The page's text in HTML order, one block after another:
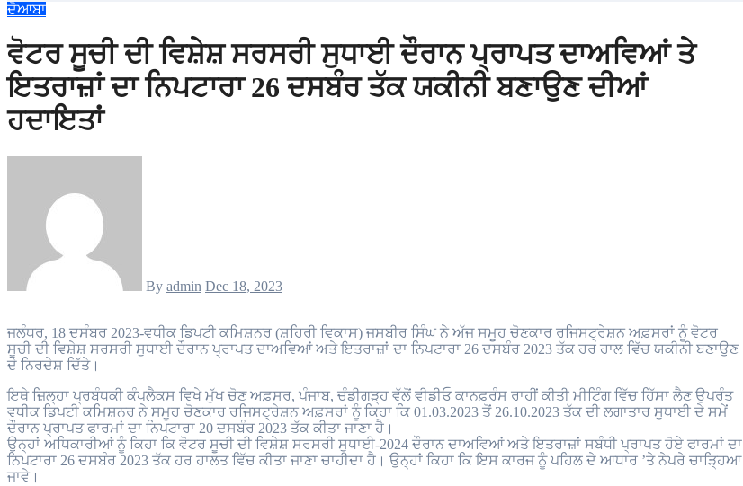
ਦੋਆਬਾ
ਵੋਟਰ ਸੂਚੀ ਦੀ ਵਿਸ਼ੇਸ਼ ਸਰਸਰੀ ਸੁਧਾਈ ਦੌਰਾਨ ਪ੍ਰਾਪਤ ਦਾਅਵਿਆਂ ਤੇ
ਇਤਰਾਜ਼ਾਂ ਦਾ ਨਿਪਟਾਰਾ 26 ਦਸਬੰਰ ਤੱਕ ਯਕੀਨੀ ਬਣਾਉਣ ਦੀਆਂ
ਹਦਾਇਤਾਂ
By admin Dec 18, 2023
ਜਲੰਧਰ, 18 ਦਸੰਬਰ 2023-ਵਧੀਕ ਡਿਪਟੀ ਕਮਿਸ਼ਨਰ (ਸ਼ਹਿਰੀ ਵਿਕਾਸ) ਜਸਬੀਰ ਸਿੰਘ ਨੇ ਅੱਜ ਸਮੂਹ ਚੋਣਕਾਰ ਰਜਿਸਟ੍ਰੇਸ਼ਨ ਅਫ਼ਸਰਾਂ ਨੂੰ ਵੋਟਰ
ਸੂਚੀ ਦੀ ਵਿਸ਼ੇਸ਼ ਸਰਸਰੀ ਸੁਧਾਈ ਦੌਰਾਨ ਪ੍ਰਾਪਤ ਦਾਅਵਿਆਂ ਅਤੇ ਇਤਰਾਜ਼ਾਂ ਦਾ ਨਿਪਟਾਰਾ 26 ਦਸਬੰਰ 2023 ਤੱਕ ਹਰ ਹਾਲ ਵਿੱਚ ਯਕੀਨੀ ਬਣਾਉਣ
ਦੇ ਨਿਰਦੇਸ਼ ਦਿੱਤੇ।
ਇਥੇ ਜ਼ਿਲ੍ਹਾ ਪ੍ਰਬੰਧਕੀ ਕੰਪਲੈਕਸ ਵਿਖੇ ਮੁੱਖ ਚੋਣ ਅਫ਼ਸਰ, ਪੰਜਾਬ, ਚੰਡੀਗੜ੍ਹ ਵੱਲੋਂ ਵੀਡੀਓ ਕਾਨਫ਼ਰੰਸ ਰਾਹੀਂ ਕੀਤੀ ਮੀਟਿੰਗ ਵਿੱਚ ਹਿੱਸਾ ਲੈਣ ਉਪਰੰਤ
ਵਧੀਕ ਡਿਪਟੀ ਕਮਿਸ਼ਨਰ ਨੇ ਸਮੂਹ ਚੋਣਕਾਰ ਰਜਿਸਟ੍ਰੇਸ਼ਨ ਅਫ਼ਸਰਾਂ ਨੂੰ ਕਿਹਾ ਕਿ 01.03.2023 ਤੋਂ 26.10.2023 ਤੱਕ ਦੀ ਲਗਾਤਾਰ ਸੁਧਾਈ ਦੇ ਸਮੇਂ
ਦੌਰਾਨ ਪ੍ਰਾਪਤ ਫਾਰਮਾਂ ਦਾ ਨਿਪਟਾਰਾ 20 ਦਸਬੰਰ 2023 ਤੱਕ ਕੀਤਾ ਜਾਣਾ ਹੈ।
ਉਨ੍ਹਾਂ ਅਧਿਕਾਰੀਆਂ ਨੂੰ ਕਿਹਾ ਕਿ ਵੋਟਰ ਸੂਚੀ ਦੀ ਵਿਸ਼ੇਸ਼ ਸਰਸਰੀ ਸੁਧਾਈ-2024 ਦੌਰਾਨ ਦਾਅਵਿਆਂ ਅਤੇ ਇਤਰਾਜ਼ਾਂ ਸਬੰਧੀ ਪ੍ਰਾਪਤ ਹੋਏ ਫਾਰਮਾਂ ਦਾ
ਨਿਪਟਾਰਾ 26 ਦਸਬੰਰ 2023 ਤੱਕ ਹਰ ਹਾਲਤ ਵਿੱਚ ਕੀਤਾ ਜਾਣਾ ਚਾਹੀਦਾ ਹੈ। ਉਨ੍ਹਾਂ ਕਿਹਾ ਕਿ ਇਸ ਕਾਰਜ ਨੂੰ ਪਹਿਲ ਦੇ ਆਧਾਰ ’ਤੇ ਨੇਪਰੇ ਚਾੜ੍ਹਿਆ
ਜਾਵੇ।